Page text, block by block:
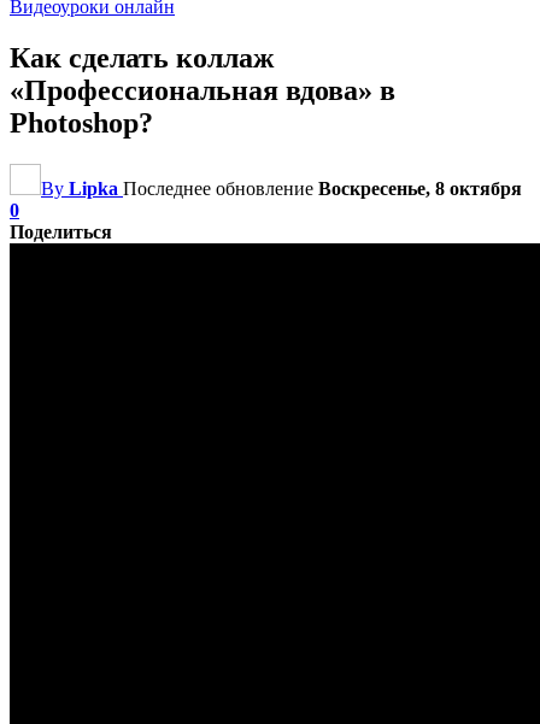
Видеоуроки онлайн
Как сделать коллаж
«Профессиональная вдова» в
Photoshop?
By Lipka Последнее обновление Воскресенье, 8 октября
0
Поделиться